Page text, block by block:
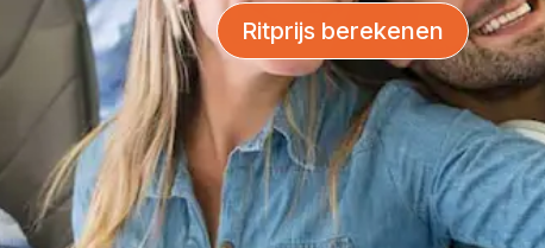
Ritprijs berekenen